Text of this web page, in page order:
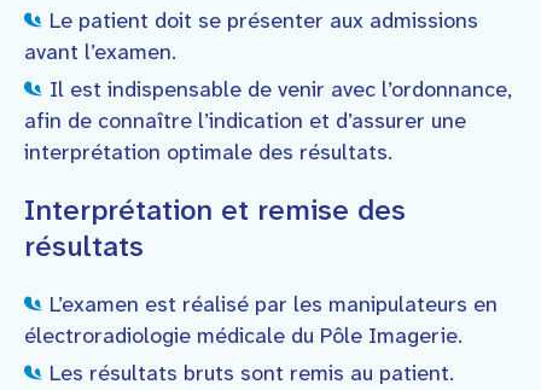
Le patient doit se présenter aux admissions
avant l’examen.
Il est indispensable de venir avec l’ordonnance,
afin de connaître l’indication et d’assurer une
interprétation optimale des résultats.
Interprétation et remise des
résultats
L’examen est réalisé par les manipulateurs en
électroradiologie médicale du Pôle Imagerie.
Les résultats bruts sont remis au patient.